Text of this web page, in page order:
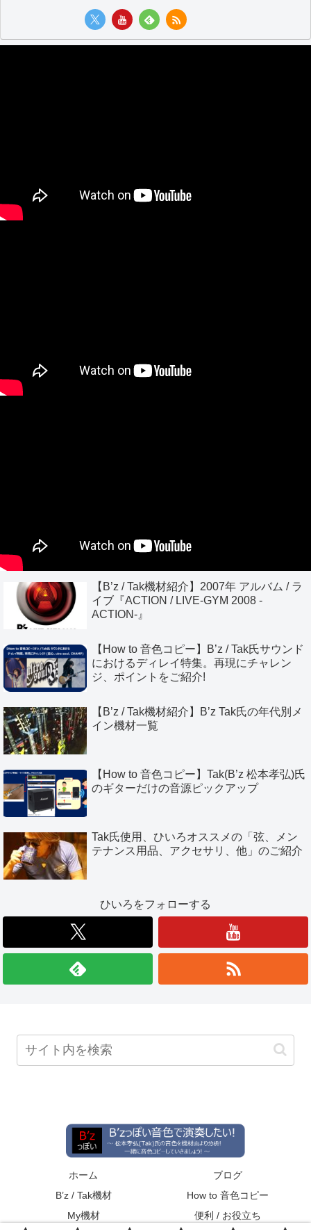
【B’z / Tak機材紹介】2007年 アルバム / ラ
イブ『ACTION / LIVE-GYM 2008 -
ACTION-』
【How to 音色コピー】B’z / Tak氏サウンド
におけるディレイ特集。再現にチャレン
ジ、ポイントをご紹介!
【B’z / Tak機材紹介】B’z Tak氏の年代別メ
イン機材一覧
【How to 音色コピー】Tak(B’z 松本孝弘)氏
のギターだけの音源ピックアップ
Tak氏使用、ひいろオススメの「弦、メン
テナンス用品、アクセサリ、他」のご紹介
ひいろをフォローする
ホーム
ブログ
B’z / Tak機材
How to 音色コピー
My機材
便利 / お役立ち